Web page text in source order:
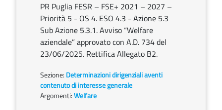
PR Puglia FESR – FSE+ 2021 – 2027 –
Priorità 5 - OS 4. ESO 4.3 - Azione 5.3
Sub Azione 5.3.1. Avviso “Welfare
aziendale” approvato con A.D. 734 del
23/06/2025. Rettifica Allegato B2.
Sezione: Determinazioni dirigenziali aventi
contenuto di interesse generale
Argomenti:Welfare